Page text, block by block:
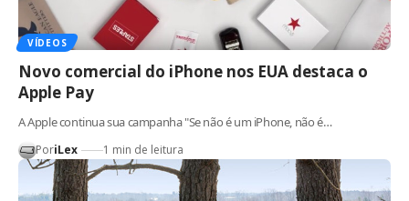
VÍDEOS
Novo comercial do iPhone nos EUA destaca o
Apple Pay
A Apple continua sua campanha "Se não é um iPhone, não é…
PoriLex 1 min de leitura